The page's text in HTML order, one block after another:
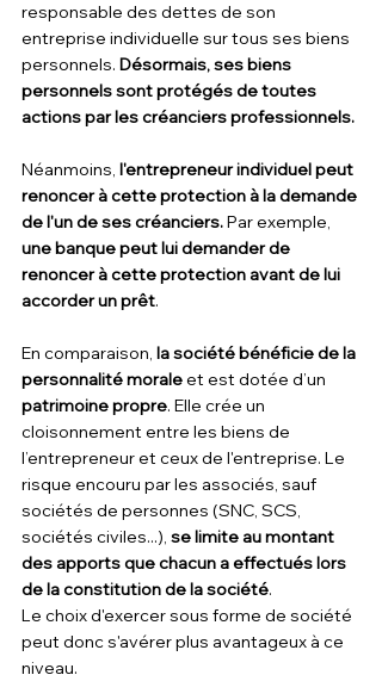
responsable des dettes de son
entreprise individuelle sur tous ses biens
personnels. Désormais, ses biens
personnels sont protégés de toutes
actions par les créanciers professionnels.
Néanmoins, l'entrepreneur individuel peut
renoncer à cette protection à la demande
de l'un de ses créanciers. Par exemple,
une banque peut lui demander de
renoncer à cette protection avant de lui
accorder un prêt.
En comparaison, la société bénéficie de la
personnalité morale et est dotée d’un
patrimoine propre. Elle crée un
cloisonnement entre les biens de
l’entrepreneur et ceux de l'entreprise. Le
risque encouru par les associés, sauf
sociétés de personnes (SNC, SCS,
sociétés civiles...), se limite au montant
des apports que chacun a effectués lors
de la constitution de la société.
Le choix d'exercer sous forme de société
peut donc s'avérer plus avantageux à ce
niveau.